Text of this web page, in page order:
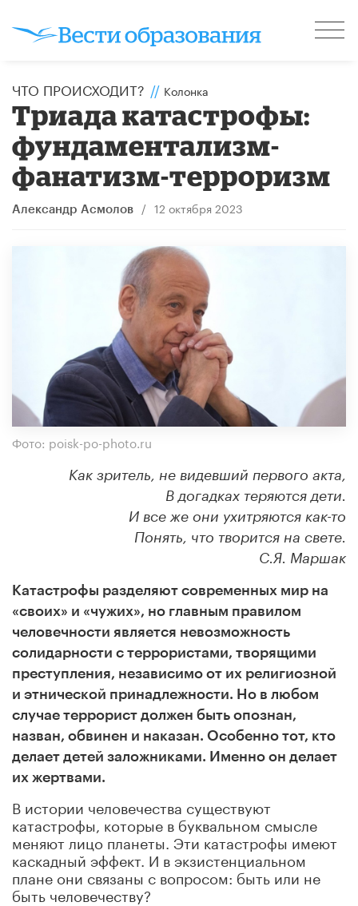
ЧТО ПРОИСХОДИТ? // Колонка
Триада катастрофы:
фундаментализм-
фанатизм-терроризм
Александр Асмолов / 12 октября 2023
Фото: poisk-po-photo.ru
Как зритель, не видевший первого акта,
В догадках теряются дети.
И все же они ухитряются как-то
Понять, что творится на свете.
С.Я. Маршак
Катастрофы разделяют современных мир на
«своих» и «чужих», но главным правилом
человечности является невозможность
солидарности с террористами, творящими
преступления, независимо от их религиозной
и этнической принадлежности. Но в любом
случае террорист должен быть опознан,
назван, обвинен и наказан. Особенно тот, кто
делает детей заложниками. Именно он делает
их жертвами.
В истории человечества существуют
катастрофы, которые в буквальном смысле
меняют лицо планеты. Эти катастрофы имеют
каскадный эффект. И в экзистенциальном
плане они связаны с вопросом: быть или не
быть человечеству?